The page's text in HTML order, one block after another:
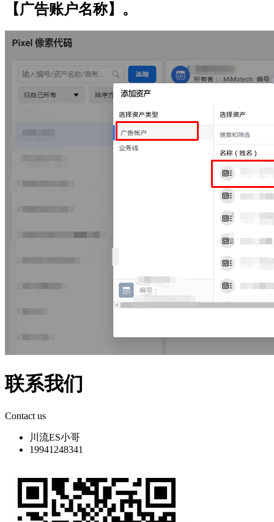
【广告账户名称】。
联系我们
Contact us
川流ES小哥
19941248341